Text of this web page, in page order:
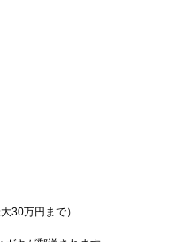
大30万円まで）